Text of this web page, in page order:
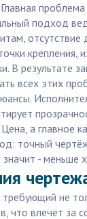
Главная
подход
В результате
всех этих
а главное
точный
- меньше
не
что влечёт за